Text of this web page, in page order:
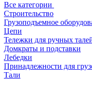
Все категории
Строительство
Грузоподъемное
Цепи
Тележки для ручных
Домкраты и подставки
Лебедки
Принадлежности для
Тали